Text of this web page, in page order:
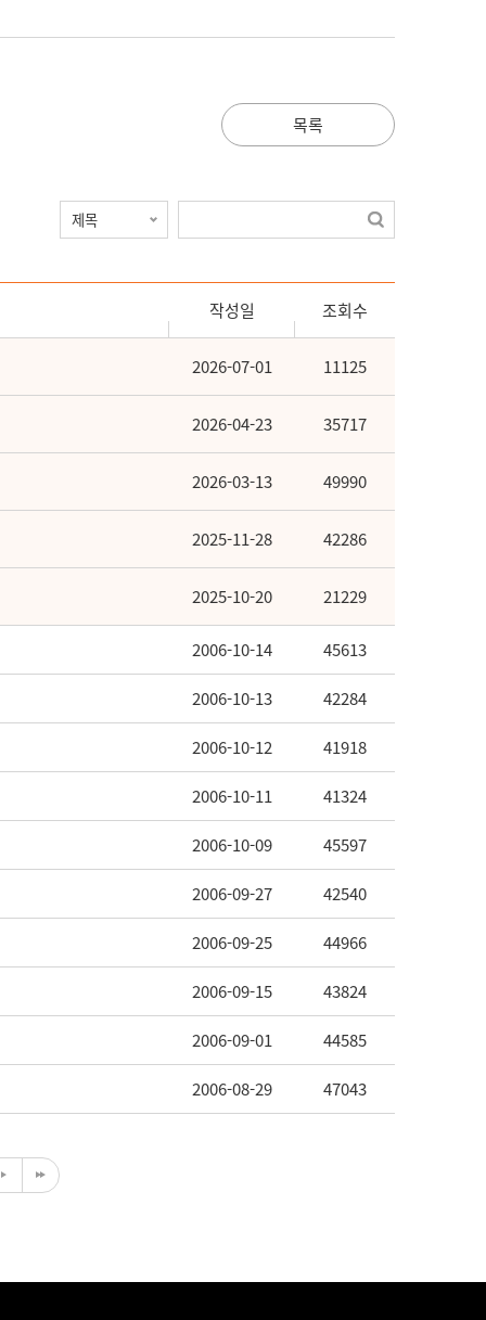
목록
작성일 조회수
2026-07-01 11125
2026-04-23 35717
2026-03-13 49990
2025-11-28 42286
2025-10-20 21229
2006-10-14 45613
2006-10-13 42284
2006-10-12 41918
2006-10-11 41324
2006-10-09 45597
2006-09-27 42540
2006-09-25 44966
2006-09-15 43824
2006-09-01 44585
2006-08-29 47043